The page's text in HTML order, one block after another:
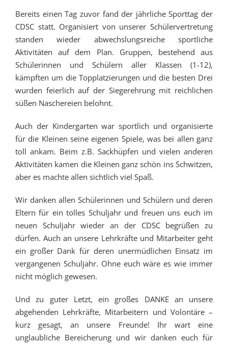
Bereits einen Tag zuvor fand der jährliche Sporttag der
CDSC statt. Organisiert von unserer Schülervertretung
standen wieder abwechslungsreiche sportliche
Aktivitäten auf dem Plan. Gruppen, bestehend aus
Schülerinnen und Schülern aller Klassen (1-12),
kämpften um die Topplatzierungen und die besten Drei
wurden feierlich auf der Siegerehrung mit reichlichen
süßen Naschereien belohnt.
Auch der Kindergarten war sportlich und organisierte
für die Kleinen seine eigenen Spiele, was bei allen ganz
toll ankam. Beim z.B. Sackhüpfen und vielen anderen
Aktivitäten kamen die Kleinen ganz schön ins Schwitzen,
aber es machte allen sichtlich viel Spaß.
Wir danken allen Schülerinnen und Schülern und deren
Eltern für ein tolles Schuljahr und freuen uns euch im
neuen Schuljahr wieder an der CDSC begrüßen zu
dürfen. Auch an unsere Lehrkräfte und Mitarbeiter geht
ein großer Dank für deren unermüdlichen Einsatz im
vergangenen Schuljahr. Ohne euch wäre es wie immer
nicht möglich gewesen.
Und zu guter Letzt, ein großes DANKE an unsere
abgehenden Lehrkräfte, Mitarbeitern und Volontäre –
kurz gesagt, an unsere Freunde! Ihr wart eine
unglaubliche Bereicherung und wir danken euch für